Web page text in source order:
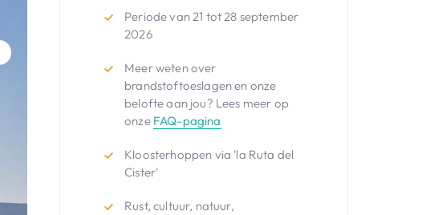
Periode van 21 tot 28 september
2026
Meer weten over
brandstoftoeslagen en onze
belofte aan jou? Lees meer op
onze FAQ-pagina
Kloosterhoppen via 'la Ruta del
Cister'
Rust, cultuur, natuur,